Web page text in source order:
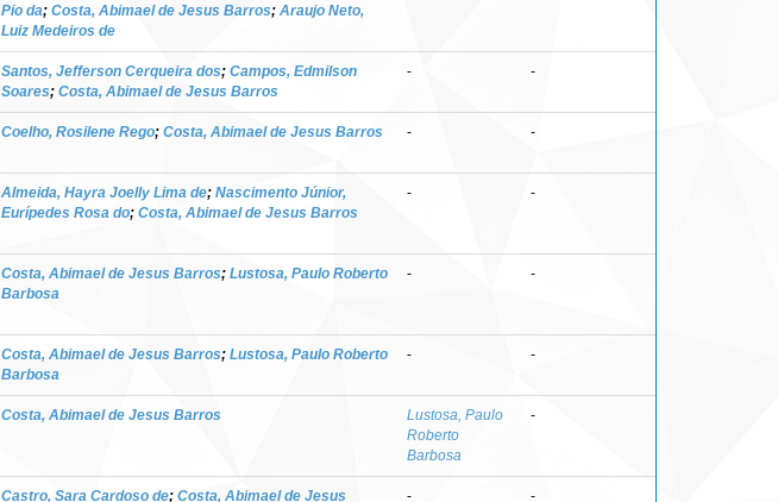
Pio da; Costa, Abimael de Jesus Barros; Araujo Neto,
Luiz Medeiros de
Santos, Jefferson Cerqueira dos; Campos, Edmilson
Soares; Costa, Abimael de Jesus Barros
- -
Coelho, Rosilene Rego; Costa, Abimael de Jesus Barros - -
Almeida, Hayra Joelly Lima de; Nascimento Júnior,
Eurípedes Rosa do; Costa, Abimael de Jesus Barros
- -
Costa, Abimael de Jesus Barros; Lustosa, Paulo Roberto
Barbosa
- -
Costa, Abimael de Jesus Barros; Lustosa, Paulo Roberto
Barbosa
- -
Costa, Abimael de Jesus Barros
Lustosa, Paulo
Roberto
Barbosa
-
Castro, Sara Cardoso de; Costa, Abimael de Jesus - -